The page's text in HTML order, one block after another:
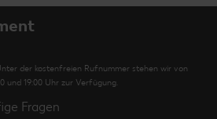
der kostenfreien Rufnummer stehen wir von
und 19:00 Uhr zur Verfügung.
Fragen